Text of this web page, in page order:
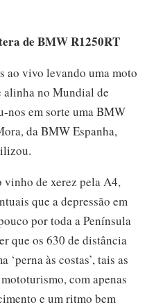
de BMW R1250RT
ao vivo levando uma moto
alinha no Mundial de
nos em sorte uma BMW
da BMW Espanha,
de xerez pela A4,
que a depressão em
por toda a Península
que os 630 de distância
às costas’, tais as
com apenas
e um ritmo bem